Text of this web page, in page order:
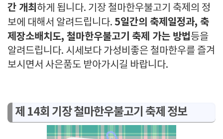
간 개최 하게 됩니다. 기장 철마한우불고기 축제의 정
보에 대해서 알려드립니다. 5일간의 축제일정과, 축
제장소배치도, 철마한우불고기 축제 가는 방법등을
알려드립니다. 시세보다 가성비좋은 철마한우를 즐겨
보시면서 사은품도 받아가시길 바랍니다.
제 14회 기장 철마한우불고기 축제 정보